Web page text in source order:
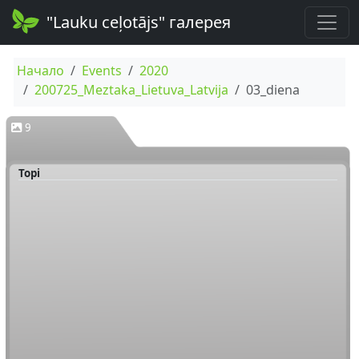
"Lauku ceļotājs" галерея
Начало Events
2020
200725_Meztaka_Lietuva_Latvija
03_diena
9
Topi